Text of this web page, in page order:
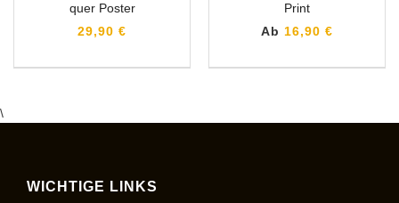
quer Poster
29,90 €
Print
Ab 16,90 €
\
WICHTIGE LINKS